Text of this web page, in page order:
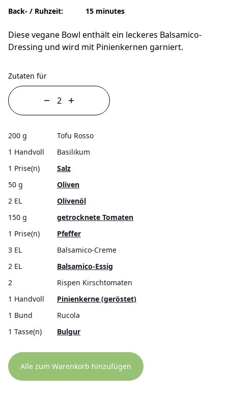
Back- / Ruhzeit:
15 minutes
Diese vegane Bowl enthält ein leckeres Balsamico-
Dressing und wird mit Pinienkernen garniert.
Zutaten für
200 g
Tofu Rosso
1 Handvoll
Basilikum
1 Prise(n)
Salz
50 g
Oliven
2 EL
Olivenöl
150 g
getrocknete Tomaten
1 Prise(n)
Pfeffer
3 EL
Balsamico-Creme
2 EL
Balsamico-Essig
2
Rispen Kirschtomaten
1 Handvoll
Pinienkerne (geröstet)
1 Bund
Rucola
1 Tasse(n)
Bulgur
Alle zum Warenkorb hinzufügen